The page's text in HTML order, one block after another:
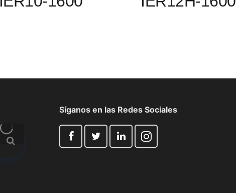
Síganos en las Redes Sociales